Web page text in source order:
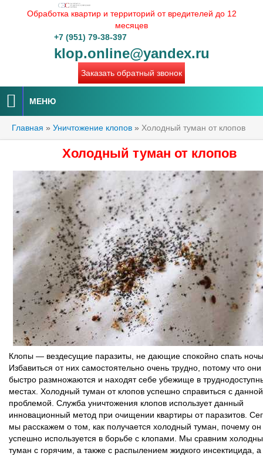
Обработка квартир и территорий от вредителей до 12
месяцев
+7 (951) 79-38-397
klop.online@yandex.ru
Заказать обратный звонок
МЕНЮ
Главная » Уничтожение клопов » Холодный туман от клопов
Холодный туман от клопов
Клопы — вездесущие паразиты, не дающие спокойно спать
Избавиться от них самостоятельно очень трудно, потому что они
быстро размножаются и находят себе убежище в
местах. Холодный туман от клопов успешно справиться с данной
проблемой. Служба уничтожения клопов использует данный
инновационный метод при очищении квартиры от паразитов.
мы расскажем о том, как получается холодный туман, почему он
успешно используется в борьбе с клопами. Мы сравним
туман с горячим, а также с распылением жидкого инсектицида, а